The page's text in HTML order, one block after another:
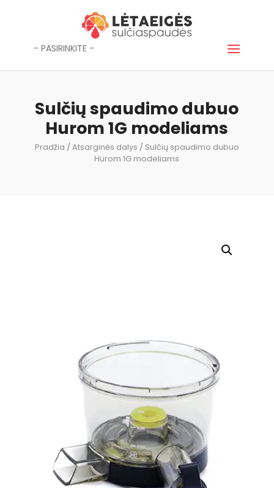
- PASIRINKITE -
Sulčių spaudimo dubuo
Hurom 1G modeliams
Pradžia /Atsarginės dalys / Sulčių spaudimo dubuo
Hurom 1G modeliams